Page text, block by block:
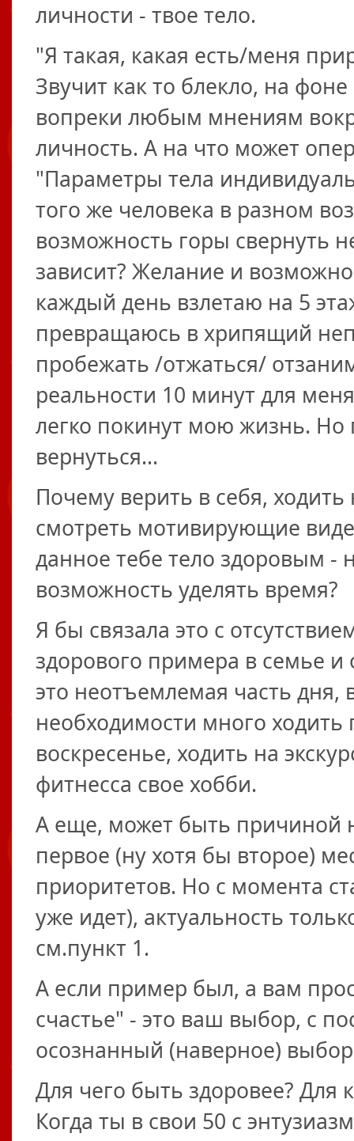
личности - твое тело.
"Я такая, какая есть/меня
Звучит как то блекло, на
вопреки любым мнениям
личность. А на что может
"Параметры тела
того же человека в разном
возможность горы свернуть
зависит? Желание и
каждый день взлетаю на 5
превращаюсь в хрипящий
пробежать /отжаться/
реальности 10 минут для
легко покинут мою жизнь.
вернуться...
Почему верить в себя,
смотреть мотивирующие
данное тебе тело здоровым -
возможность уделять время?
Я бы связала это с
здорового примера в семье и
это неотъемлемая часть
необходимости много
воскресенье, ходить на
фитнесса свое хобби.
А еще, может быть причиной
первое (ну хотя бы второе)
приоритетов. Но с момента
уже идет), актуальность
см.пункт 1.
А если пример был, а вам
счастье" - это ваш выбор, с
осознанный (наверное)
Для чего быть здоровее?
Когда ты в свои 50 с